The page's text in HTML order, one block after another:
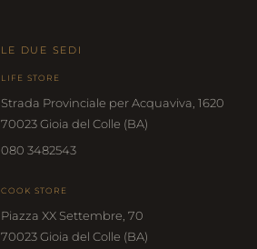
LE DUE SEDI
LIFE STORE
Strada Provinciale per Acquaviva, 1620
70023 Gioia del Colle (BA)
080 3482543
COOK STORE
Piazza XX Settembre, 70
70023 Gioia del Colle (BA)